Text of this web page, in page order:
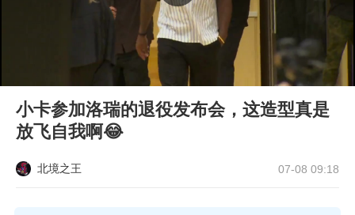
小卡参加洛瑞的退役发布会，这造型真是
放飞自我啊😂
北境之王 07-08 09:18